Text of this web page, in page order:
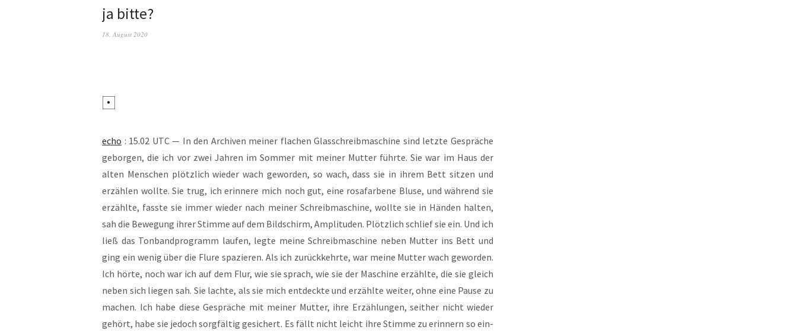
ja bitte?
18. August 2020
echo : 15.02 UTC — In den Archi­ven mei­ner fla­chen Glas­schreib­ma­schi­ne sind letz­te Gesprä­che
gebor­gen, die ich vor zwei Jah­ren im Som­mer mit mei­ner Mut­ter führ­te. Sie war im Haus der
alten Men­schen plötz­lich wie­der wach gewor­den, so wach, dass sie in ihrem Bett sit­zen und
erzäh­len woll­te. Sie trug, ich erin­ne­re mich noch gut, eine rosa­far­be­ne Blu­se, und wäh­rend sie
erzähl­te, fass­te sie immer wie­der nach mei­ner Schreib­ma­schi­ne, woll­te sie in Hän­den hal­ten,
sah die Bewe­gung ihrer Stim­me auf dem Bild­schirm, Ampli­tu­den. Plötz­lich schlief sie ein. Und ich
ließ das Ton­band­pro­gramm lau­fen, leg­te mei­ne Schreib­ma­schi­ne neben Mut­ter ins Bett und
ging ein wenig über die Flu­re spa­zie­ren. Als ich zurück­kehr­te, war mei­ne Mut­ter wach gewor­den.
Ich hör­te, noch war ich auf dem Flur, wie sie sprach, wie sie der Maschi­ne erzähl­te, die sie gleich
neben sich lie­gen sah. Sie lach­te, als sie mich ent­deck­te und erzähl­te wei­ter, ohne eine Pau­se zu
machen. Ich habe die­se Gesprä­che mit mei­ner Mut­ter, ihre Erzäh­lun­gen, seit­her nicht wie­der
gehört, habe sie jedoch sorg­fäl­tig gesi­chert. Es fällt nicht leicht ihre Stim­me zu erin­nern so ein­